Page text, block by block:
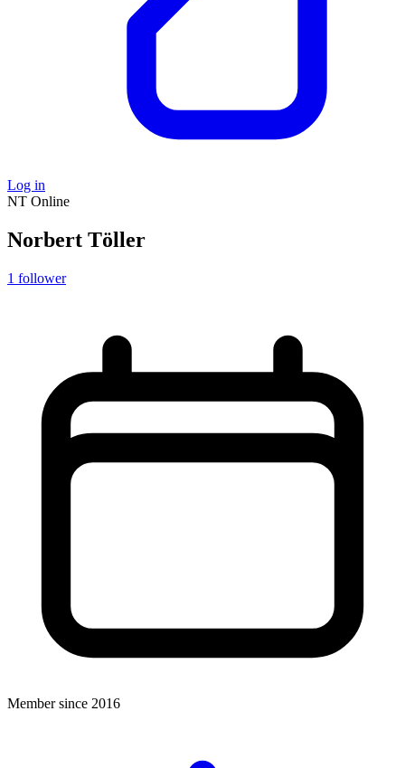
Log in
NT Online
Norbert Töller
1 follower
Member since 2016